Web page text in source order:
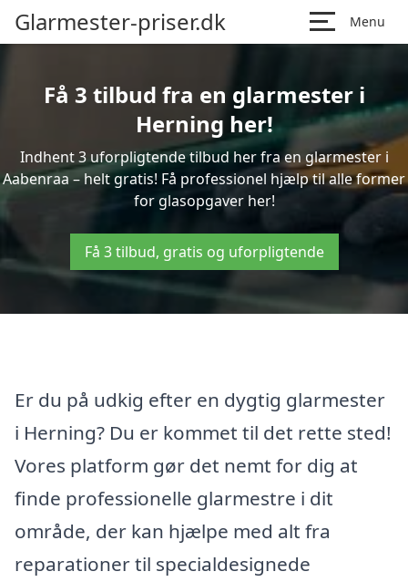
Glarmester-priser.dk Menu
Få 3 tilbud fra en glarmester i
Herning her!
Indhent 3 uforpligtende tilbud her fra en glarmester i
Aabenraa – helt gratis! Få professionel hjælp til alle former
for glasopgaver her!
Få 3 tilbud, gratis og uforpligtende
Er du på udkig efter en dygtig glarmester
i Herning? Du er kommet til det rette sted!
Vores platform gør det nemt for dig at
finde professionelle glarmestre i dit
område, der kan hjælpe med alt fra
reparationer til specialdesignede